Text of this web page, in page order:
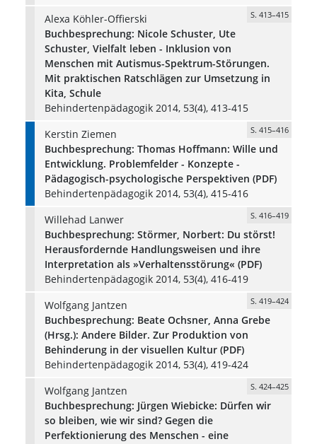
Alexa Köhler-Offierski
S. 413–415
Buchbesprechung: Nicole Schuster, Ute
Schuster, Vielfalt leben - Inklusion von
Menschen mit Autismus-Spektrum-Störungen.
Mit praktischen Ratschlägen zur Umsetzung in
Kita, Schule
Behindertenpädagogik 2014, 53(4), 413-415
Kerstin Ziemen
S. 415–416
Buchbesprechung: Thomas Hoffmann: Wille und
Entwicklung. Problemfelder - Konzepte -
Pädagogisch-psychologische Perspektiven (PDF)
Behindertenpädagogik 2014, 53(4), 415-416
Willehad Lanwer
S. 416–419
Buchbesprechung: Störmer, Norbert: Du störst!
Herausfordernde Handlungsweisen und ihre
Interpretation als »Verhaltensstörung« (PDF)
Behindertenpädagogik 2014, 53(4), 416-419
Wolfgang Jantzen
S. 419–424
Buchbesprechung: Beate Ochsner, Anna Grebe
(Hrsg.): Andere Bilder. Zur Produktion von
Behinderung in der visuellen Kultur (PDF)
Behindertenpädagogik 2014, 53(4), 419-424
Wolfgang Jantzen
S. 424–425
Buchbesprechung: Jürgen Wiebicke: Dürfen wir
so bleiben, wie wir sind? Gegen die
Perfektionierung des Menschen - eine